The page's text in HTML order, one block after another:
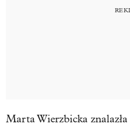
Marta Wierzbicka znalazła